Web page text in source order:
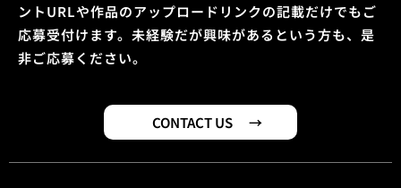
ントURLや作品のアップロードリンクの記載だけでもご
応募受付けます。未経験だが興味があるという方も、是
非ご応募ください。
CONTACT US →